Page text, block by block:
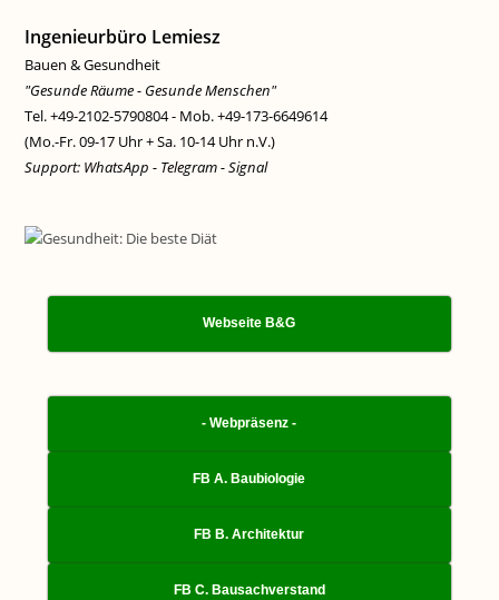
Ingenieurbüro Lemiesz
Bauen & Gesundheit
"Gesunde Räume - Gesunde Menschen"
Tel. +49-2102-5790804 - Mob. +49-173-6649614
(Mo.-Fr. 09-17 Uhr + Sa. 10-14 Uhr n.V.)
Support: WhatsApp - Telegram - Signal
Webseite B&G
- Webpräsenz -
FB A. Baubiologie
FB B. Architektur
FB C. Bausachverstand